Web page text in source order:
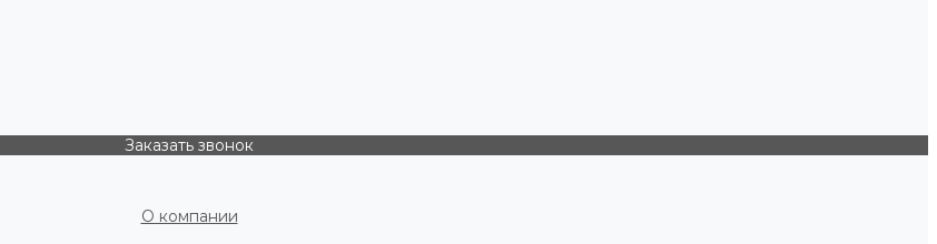
Заказать звонок
О компании